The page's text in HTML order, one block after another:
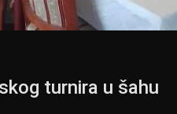
turnira u šahu